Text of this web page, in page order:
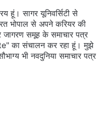
हूं। सागर यूनिवर्सिटी से
भोपाल से अपने करियर की
समूह के समाचार पत्र
का संचालन कर रहा हूं। मुझे
भी नवदुनिया समाचार पत्र